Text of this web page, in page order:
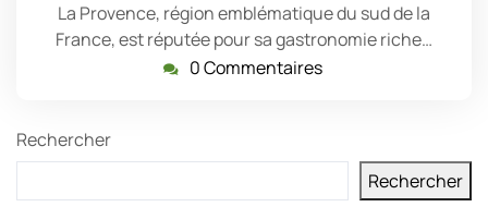
La Provence, région emblématique du sud de la
France, est réputée pour sa gastronomie riche…
0 Commentaires
Rechercher
Rechercher